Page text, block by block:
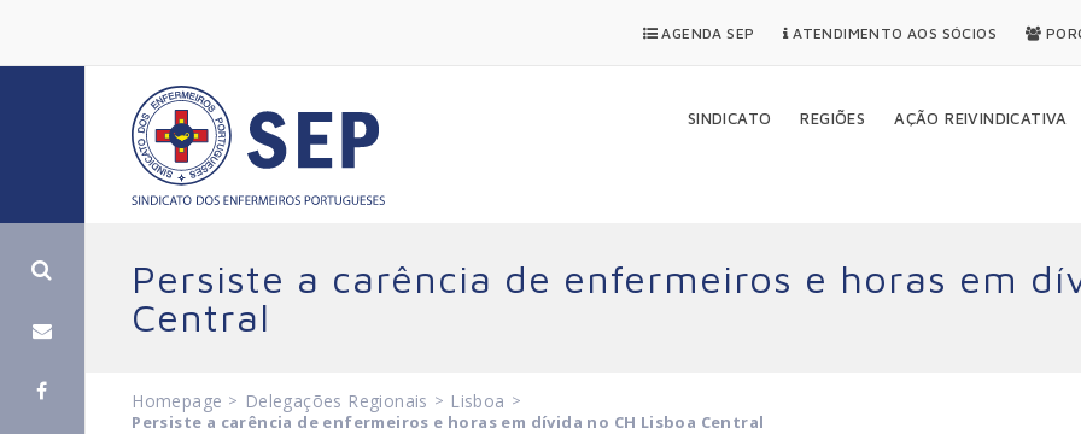
AGENDA SEP ATENDIMENTO AOS SÓCIOS
SINDICATO REGIÕES AÇÃO REIVINDICATIVA
Persiste a carência de enfermeiros e horas em
Central
Homepage > Delegações Regionais > Lisboa >
Persiste a carência de enfermeiros e horas em dívida no CH Lisboa Central